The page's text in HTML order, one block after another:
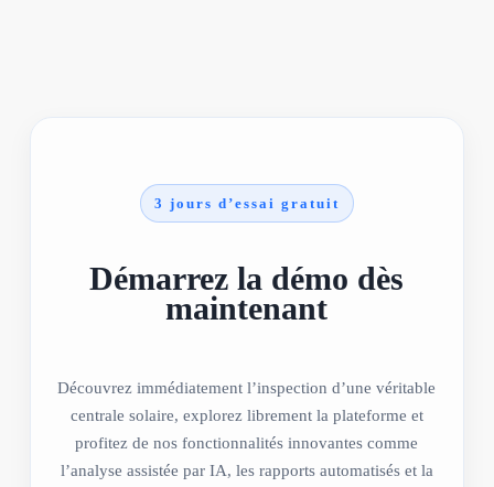
3 jours d’essai gratuit
Démarrez la démo dès
maintenant
Découvrez immédiatement l’inspection d’une véritable
centrale solaire, explorez librement la plateforme et
profitez de nos fonctionnalités innovantes comme
l’analyse assistée par IA, les rapports automatisés et la